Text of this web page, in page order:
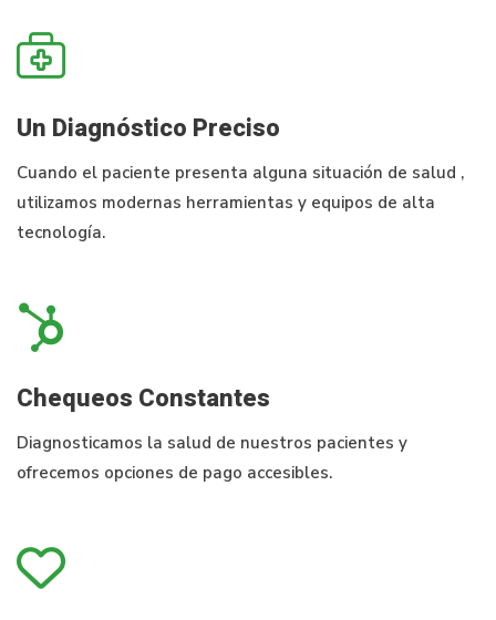
Un Diagnóstico Preciso
Cuando el paciente presenta alguna situación de salud ,
utilizamos modernas herramientas y equipos de alta
tecnología.
Chequeos Constantes
Diagnosticamos la salud de nuestros pacientes y
ofrecemos opciones de pago accesibles.